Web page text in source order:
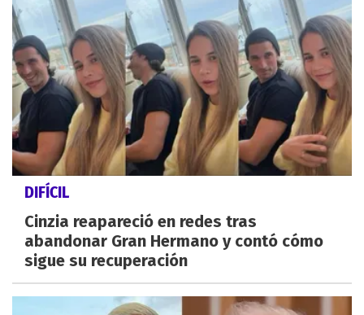
DIFÍCIL
Cinzia reapareció en redes tras
abandonar Gran Hermano y contó cómo
sigue su recuperación